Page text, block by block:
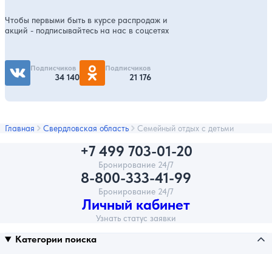
Чтобы первыми быть в курсе распродаж и
акций - подписывайтесь на нас в соцсетях
Подписчиков
34 140
Подписчиков
21 176
Главная Свердловская область Семейный отдых с детьми
+7 499 703-01-20
Бронирование 24/7
8-800-333-41-99
Бронирование 24/7
Личный кабинет
Узнать статус заявки
Категории поиска